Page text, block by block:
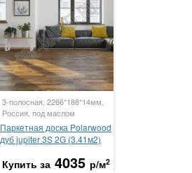
3-полосная, 2266*188*14мм,
Россия, под маслом
Паркетная доска Polarwood
дуб jupiter 3S 2G (3.41м2)
Купить за 4035 р/м2